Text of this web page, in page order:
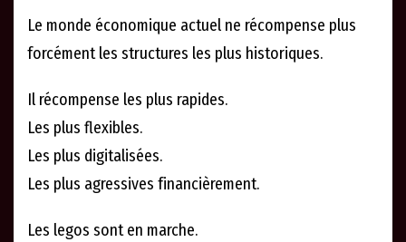
Le monde économique actuel ne récompense plus
forcément les structures les plus historiques.
Il récompense les plus rapides.
Les plus flexibles.
Les plus digitalisées.
Les plus agressives financièrement.
Les legos sont en marche.